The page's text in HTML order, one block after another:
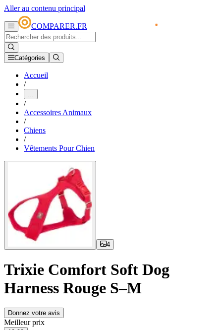
Aller au contenu principal
COMPARER.FR
Catégories
Accueil
/
...
/
Accessoires Animaux
/
Chiens
/
Vêtements Pour Chien
4
Trixie Comfort Soft Dog
Harness Rouge S–M
Donnez votre avis
Meilleur prix